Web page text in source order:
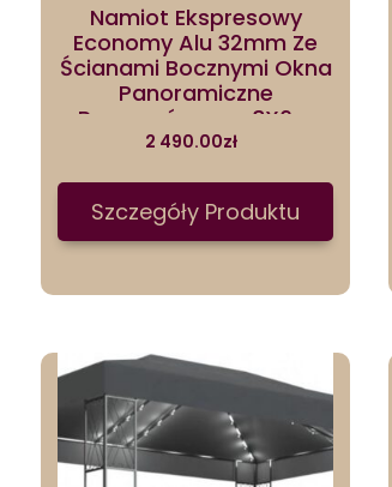
Namiot Ekspresowy
Economy Alu 32mm Ze
Ścianami Bocznymi Okna
Panoramiczne
Pomarańczowy 3X6m
2 490.00zł
Szczegóły Produktu